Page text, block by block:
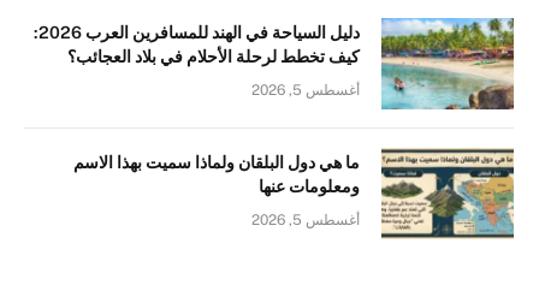
دليل السياحة في الهند للمسافرين العرب 2026:
كيف تخطط لرحلة الأحلام في بلاد العجائب؟
أغسطس 5, 2026
ما هي دول البلقان ولماذا سميت بهذا الاسم
ومعلومات عنها
أغسطس 5, 2026